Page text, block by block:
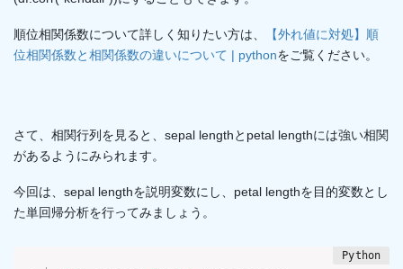
順位相関係数について詳しく知りたい方は、
【外れ値に対処】順
位相関係数と相関係数の違いについて | pythonをご覧ください。
さて、相関行列を見ると、sepal lengthとpetal lengthには強い相関
があるようにみられます。
今回は、sepal lengthを説明変数にし、petal lengthを目的変数とし
た単回帰分析を行ってみましょう。